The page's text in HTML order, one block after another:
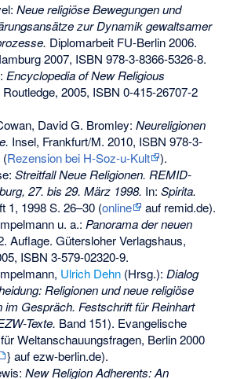
Neue religiöse Bewegungen und
zur Dynamik gewaltsamer
Diplomarbeit FU-Berlin 2006.
2007, ISBN 978-3-8366-5326-8.
Encyclopedia of New Religious
Routledge, 2005, ISBN 0-415-26707-2
David G. Bromley: Neureligionen
Insel, Frankfurt/M. 2010, ISBN 978-3-
(Rezension bei H-Soz-u-Kult
).
Streitfall Neue Religionen. REMID-
27. bis 29. März 1998. In: Spirita.
1, 1998 S. 26–30 (online
auf remid.de).
u. a.: Panorama der neuen
Auflage. Gütersloher Verlagshaus,
ISBN 3-579-02320-9.
Ulrich Dehn(Hrsg.): Dialog
Religionen und neue religiöse
im Gespräch. Festschrift für Reinhart
Texte. Band 151). Evangelische
Weltanschauungsfragen, Berlin 2000
} auf ezw-berlin.de).
New Religion Adherents: An